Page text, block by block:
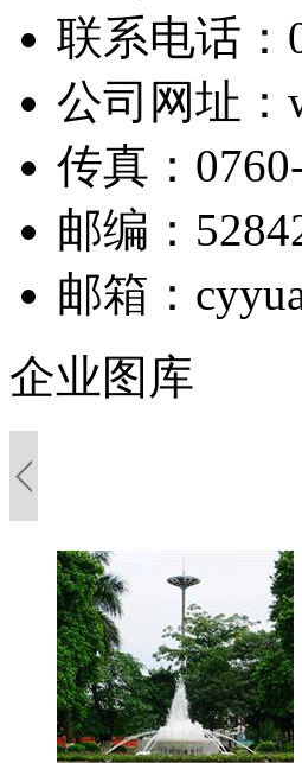
联系电话：
公司网址：
传真：
邮编：
邮箱：
企业图库